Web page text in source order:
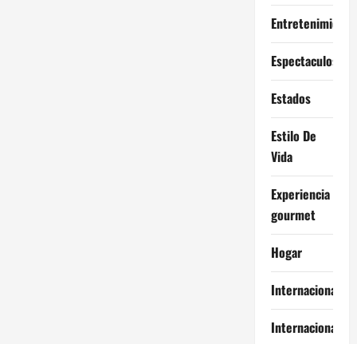
Entretenimiento
Espectaculos
Estados
Estilo De
Vida
Experiencia
gourmet
Hogar
Internacional
Internacionales